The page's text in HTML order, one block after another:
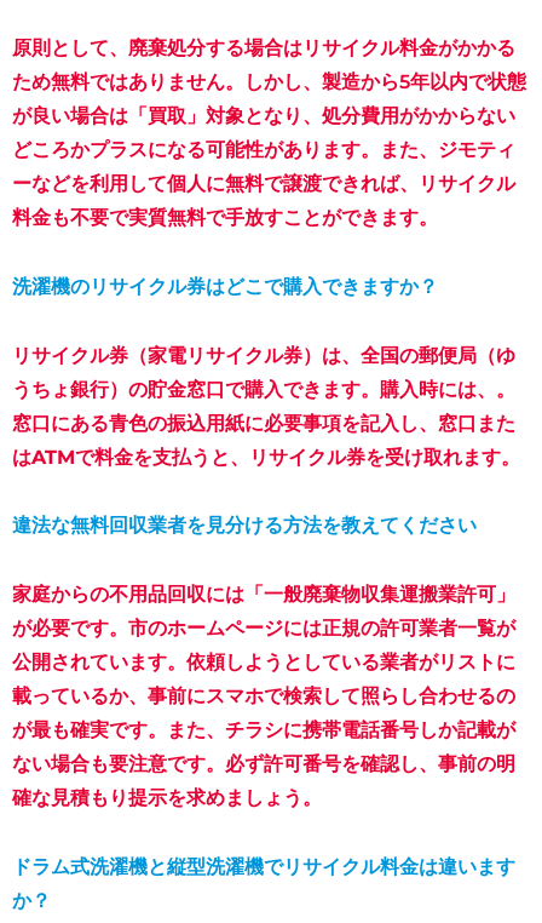
原則として、廃棄処分する場合はリサイクル料金がかかる
ため無料ではありません。しかし、製造から5年以内で状態
が良い場合は「買取」対象となり、処分費用がかからない
どころかプラスになる可能性があります。また、ジモティ
ーなどを利用して個人に無料で譲渡できれば、リサイクル
料金も不要で実質無料で手放すことができます。
洗濯機のリサイクル券はどこで購入できますか？
リサイクル券（家電リサイクル券）は、全国の郵便局（ゆ
うちょ銀行）の貯金窓口で購入できます。購入時には、。
窓口にある青色の振込用紙に必要事項を記入し、窓口また
はATMで料金を支払うと、リサイクル券を受け取れます。
違法な無料回収業者を見分ける方法を教えてください
家庭からの不用品回収には「一般廃棄物収集運搬業許可」
が必要です。市のホームページには正規の許可業者一覧が
公開されています。依頼しようとしている業者がリストに
載っているか、事前にスマホで検索して照らし合わせるの
が最も確実です。また、チラシに携帯電話番号しか記載が
ない場合も要注意です。必ず許可番号を確認し、事前の明
確な見積もり提示を求めましょう。
ドラム式洗濯機と縦型洗濯機でリサイクル料金は違います
か？